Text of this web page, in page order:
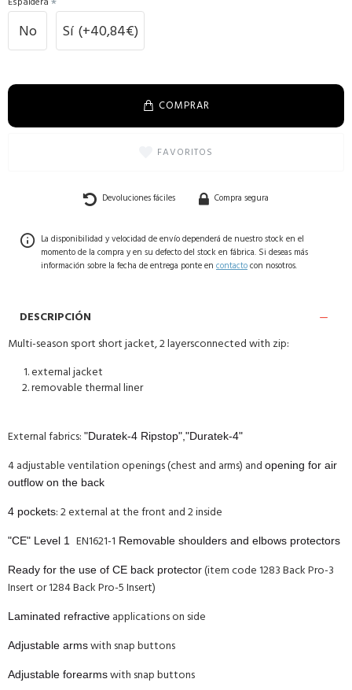
No Sí (+40,84€)
COMPRAR
FAVORITOS
Devoluciones fáciles Compra segura
La disponibilidad y velocidad de envío dependerá de nuestro stock en el
momento de la compra y en su defecto del stock en fábrica. Si deseas más
información sobre la fecha de entrega ponte en contacto con nosotros.
DESCRIPCIÓN
Multi-season sport short jacket,2 layersconnected with zip:
external jacket
removable thermal liner
External fabrics: "Duratek-4 Ripstop","Duratek-4"
4 adjustable ventilation openings(chest and arms) and opening for air
outflow on the back
4 pockets: 2 external at the front and 2 inside
"CE" Level 1 EN1621-1 Removable shoulders and elbows protectors
Ready for the use of CE back protector(item code 1283 Back Pro-3
Insert or 1284Back Pro-5 Insert)
Laminated refractive applications on side
Adjustable armswith snap buttons
Adjustable forearmswith snap buttons